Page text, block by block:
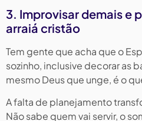
3. Improvisar demais e
arraiá cristão
Tem gente que acha que o
sozinho, inclusive decorar as
mesmo Deus que unge, é o
A falta de planejamento
Não sabe quem vai servir, o